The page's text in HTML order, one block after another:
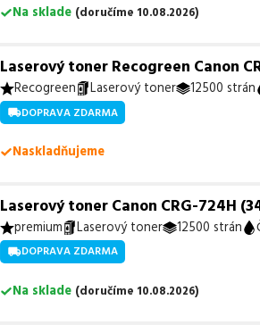
Na sklade (doručíme 10.08.2026)
Laserový toner Recogreen Canon
Recogreen Laserový toner 12500 strán
DOPRAVA ZDARMA
Naskladňujeme
Laserový toner Canon CRG-724H
premium Laserový toner 12500 strán
DOPRAVA ZDARMA
Na sklade (doručíme 10.08.2026)